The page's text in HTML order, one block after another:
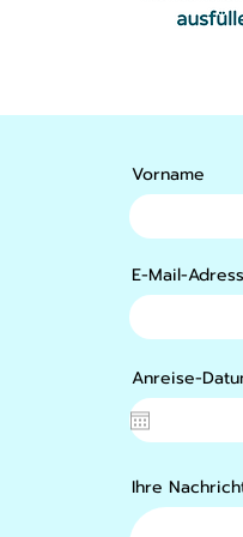
Vorname
E-Mail-
Anreise-
Ihre